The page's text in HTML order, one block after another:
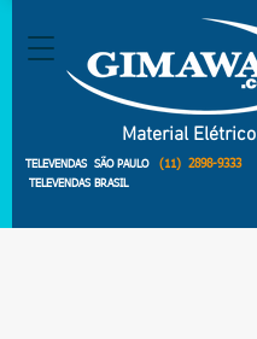
TELEVENDAS SÃO PAULO (11) 2898-9333
TELEVENDAS BRASIL
Material Elétrico